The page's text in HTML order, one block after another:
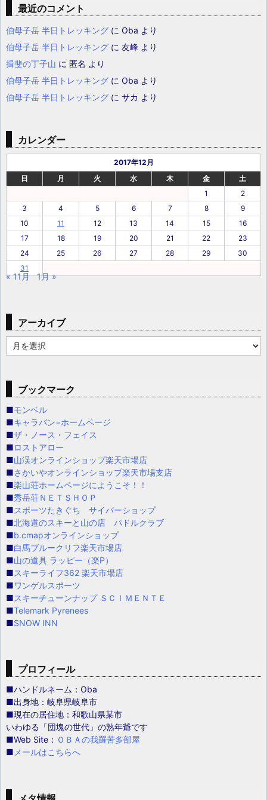
最近のコメント
伯母子岳 半日トレッキング に Oba より
伯母子岳 半日トレッキング に 友峰 より
揖斐の丁子山 に 匿名 より
伯母子岳 半日トレッキング に Oba より
伯母子岳 半日トレッキング に サカ より
カレンダー
2017年12月
日
月 火 水 木 金
土
1
2
3
4 5 6 7 8
9
10
11 12 13 14 15
16
17
18 19 20 21 22
23
24
25 26 27 28 29
30
31
« 11月 1月 »
アーカイブ
ー
イ
ブックマーク
■モンベル
■キャラバン−ホームページ
■ザ・ノース・フェイス
■ロストアロー
■山渓オンラインショップ楽天市場店
■さかいやオンラインショップ楽天市場支店
■楽山荘ホームページにようこそ！！
■秀岳荘ＮＥＴＳＨＯＰ
■スポーツたきぐち サイバーショップ
■北海道のスキーと山の店 パドルクラブ
■b.cmapオンラインショップ
■白馬ブルークリフ楽天市場店
■山の道具 ラッピー（楽P）
■スキーライフ362 楽天市場店
■ワンゲルスポーツ
■スキーチューンナップ ＳＣＩＭＥＮＴＥ
■Telemark Pyrenees
■SNOW INN
プロフィール
■ハンドルネーム：Oba
■出身地：岐阜県岐阜市
■現在の居住地：和歌山県某市
いわゆる「団塊の世代」の熟年爺です
■Web Site： ＯＢＡの我羅苦多部屋
■メールはこちらへ